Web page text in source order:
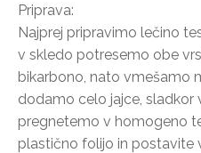
Priprava:
Najprej pripravimo lečino
v skledo potresemo obe
bikarbono, nato vmešamo
dodamo celo jajce, sladkor
pregnetemo v homogeno
plastično folijo in postavite